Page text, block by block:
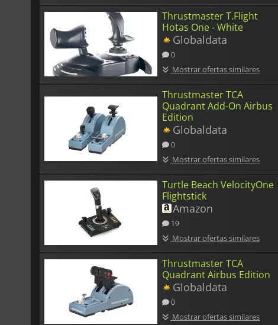
Thrustmaster T.Flight
Hotas One - White
Globaldata
0
Mostrar ofertas similares
Thrustmaster TCA
Quadrant Add-On Airbus
Edition
Globaldata
0
Mostrar ofertas similares
Turtle Beach VelocityOne
Flightstick
Amazon
19
Mostrar ofertas similares
Thrustmaster TCA
Quadrant Airbus Edition
Globaldata
0
Mostrar ofertas similares